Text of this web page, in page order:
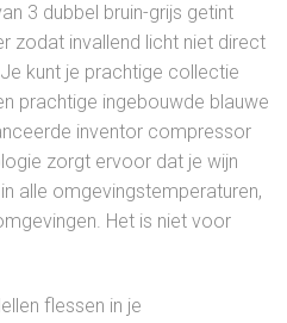
3 dubbel bruin-grijs getint
zodat invallend licht niet direct
kunt je prachtige collectie
prachtige ingebouwde blauwe
inventor compressor
zorgt ervoor dat je wijn
alle omgevingstemperaturen,
Het is niet voor
flessen in je